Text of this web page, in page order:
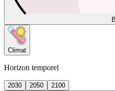
Climat
Horizon temporel
2030 2050
2100